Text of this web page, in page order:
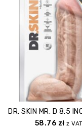
58.76 zł z VAT